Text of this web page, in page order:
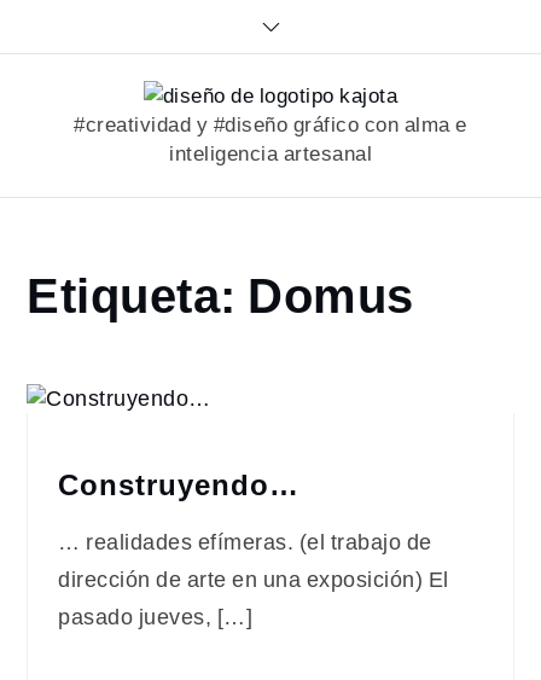
#creatividad y #diseño gráfico con alma e
inteligencia artesanal
Home
portfolio
Etiqueta: Domus
Construyendo…
… realidades efímeras. (el trabajo de
dirección de arte en una exposición) El
pasado jueves, […]